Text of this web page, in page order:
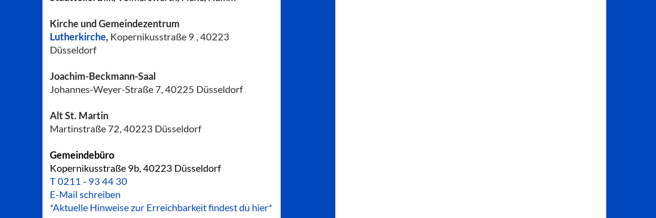
Kirche und Gemeindezentrum
Lutherkirche, Kopernikusstraße 9 , 40223
Düsseldorf
Joachim-Beckmann-Saal
Johannes-Weyer-Straße 7, 40225 Düsseldorf
Alt St. Martin
Martinstraße 72, 40223 Düsseldorf
Gemeindebüro
Kopernikusstraße 9b, 40223 Düsseldorf
T0211 - 93 44 30
E-Mail schreiben
*Aktuelle Hinweise zur Erreichbarkeit findest du hier*